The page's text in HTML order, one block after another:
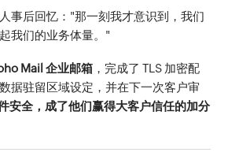
事后回忆："那一刻我才意识到，我们
我们的业务体量。"
Mail 企业邮箱 ，完成了 TLS 加密配
据驻留区域设定，并在下一次客户审
安全，成了他们赢得大客户信任的加分